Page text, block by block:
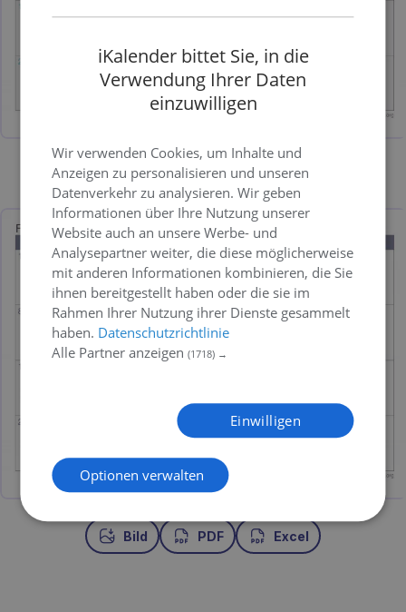
Bild PDF Excel
Bild PDF Excel
iKalender bittet Sie, in die
Verwendung Ihrer Daten
einzuwilligen
Wir verwenden Cookies, um Inhalte und
Anzeigen zu personalisieren und unseren
Datenverkehr zu analysieren. Wir geben
Informationen über Ihre Nutzung unserer
Website auch an unsere Werbe- und
Analysepartner weiter, die diese möglicherweise
mit anderen Informationen kombinieren, die Sie
ihnen bereitgestellt haben oder die sie im
Rahmen Ihrer Nutzung ihrer Dienste gesammelt
haben. Datenschutzrichtlinie
Alle Partner anzeigen(1718) →
Einwilligen
Optionen verwalten